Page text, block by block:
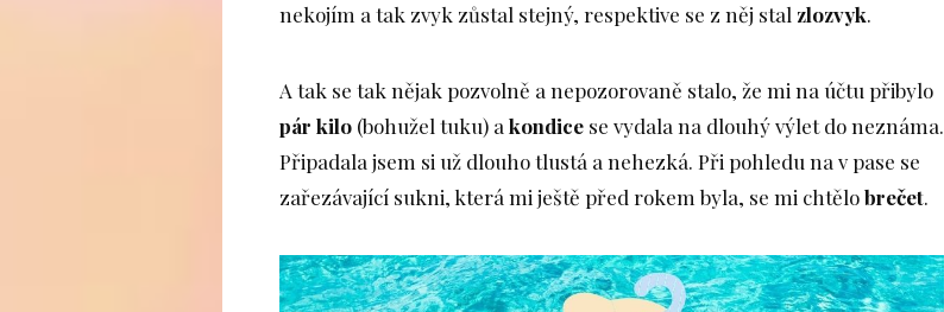
nekojím a tak zvyk zůstal stejný, respektive se z něj stal zlozvyk.
A tak se tak nějak pozvolně a nepozorovaně stalo, že mi na účtu přibylo
pár kilo (bohužel tuku) a kondice se vydala na dlouhý výlet do neznáma.
Připadala jsem si už dlouho tlustá a nehezká. Při pohledu na v pase se
zařezávající sukni, která mi ještě před rokem byla, se mi chtělobrečet.